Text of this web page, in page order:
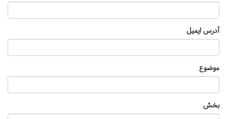
آدرس ایمیل
موضوع
بخش